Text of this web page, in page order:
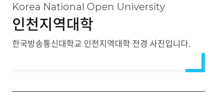
Korea National Open University
인천지역대학
한국방송통신대학교 인천지역대학 전경 사진입니다.